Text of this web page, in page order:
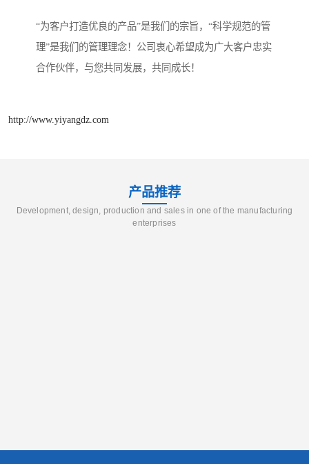
“为客户打造优良的产品”是我们的宗旨，“科学规范的管
理”是我们的管理理念！公司衷心希望成为广大客户忠实
合作伙伴，与您共同发展，共同成长！
http://www.yiyangdz.com
产品推荐
Development, design, production and sales in one of the manufacturing
enterprises